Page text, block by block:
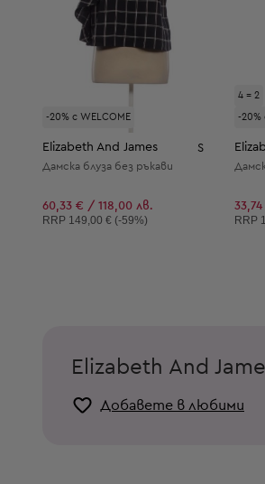
-20% с WELCOME
Elizabeth And James S
Дамска блуза без ръкави
60,33 € / 118,00 лв.
Препоръчителна цена:
RRP 149,00 € (-59%)
4 = 2
-20%
RRP
Elizabeth And
Добавете в любими